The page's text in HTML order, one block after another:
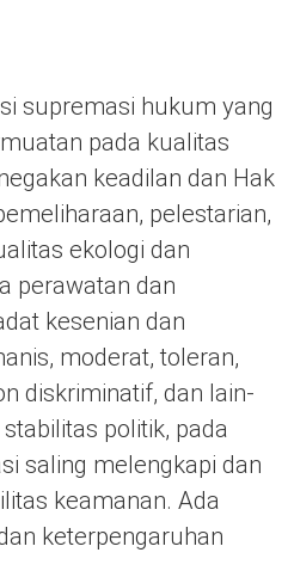
supremasi hukum yang
pada kualitas
keadilan dan Hak
pelestarian,
ekologi dan
perawatan dan
kesenian dan
moderat, toleran,
diskriminatif, dan lain-
politik, pada
saling melengkapi dan
keamanan. Ada
keterpengaruhan